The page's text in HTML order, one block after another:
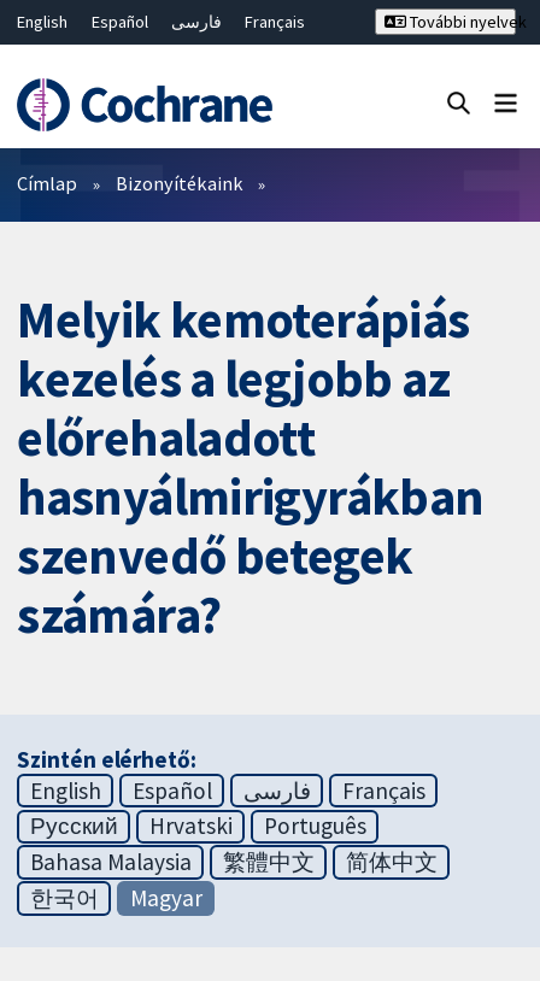
English Español فارسی
Français
Bahasa Malaysia
ไทย
繁體中文
简体中文
További nyelvek
Szűrők
Címlap Bizonyítékaink
Melyik kemoterápiás
kezelés a legjobb az
előrehaladott
hasnyálmirigyrákban
szenvedő betegek
számára?
Szintén elérhető:
English
Español فارسی
Français
Русский
Hrvatski
Português
Bahasa Malaysia
繁體中文
简体中文
한국어
Magyar